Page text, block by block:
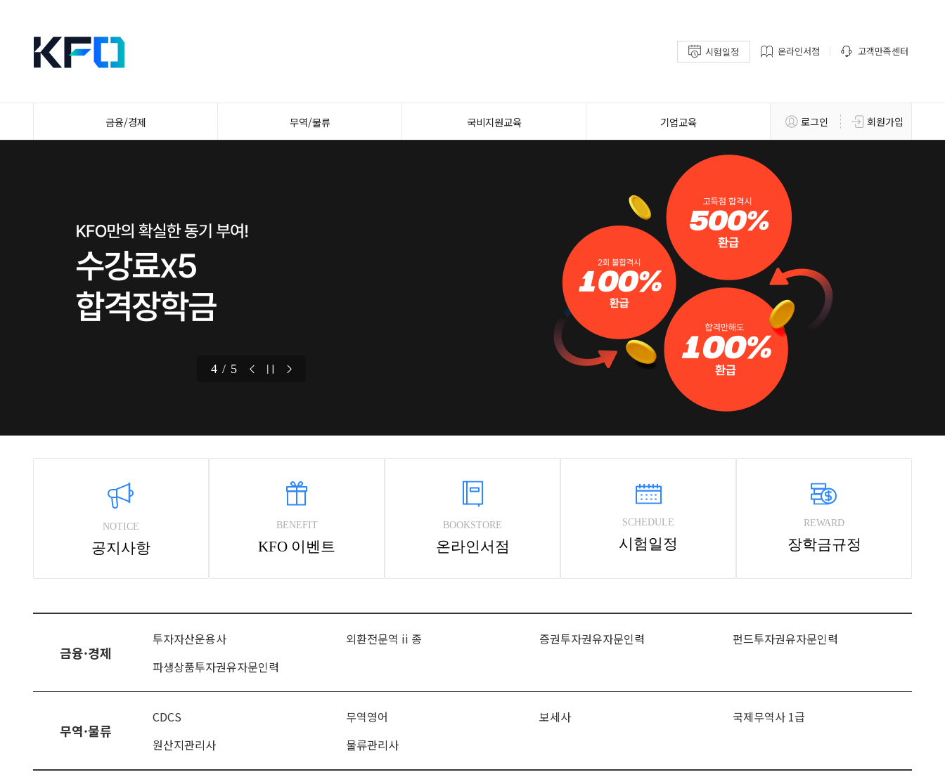
시험일정 온라인서점 고객만족센터
금융/경제 무역/물류 국비지원교육 기업교육 로그인 회원가입
4 / 5
NOTICE
공지사항
BENEFIT
KFO 이벤트
BOOKSTORE
온라인서점
SCHEDULE
시험일정
REWARD
장학금규정
금융·경제
투자자산운용사 외환전문역 ii 종 증권투자권유자문인력
펀드투자권유자문인력
파생상품투자권유자문인력
무역·물류
CDCS 무역영어 보세사
국제무역사 1급
원산지관리사
물류관리사